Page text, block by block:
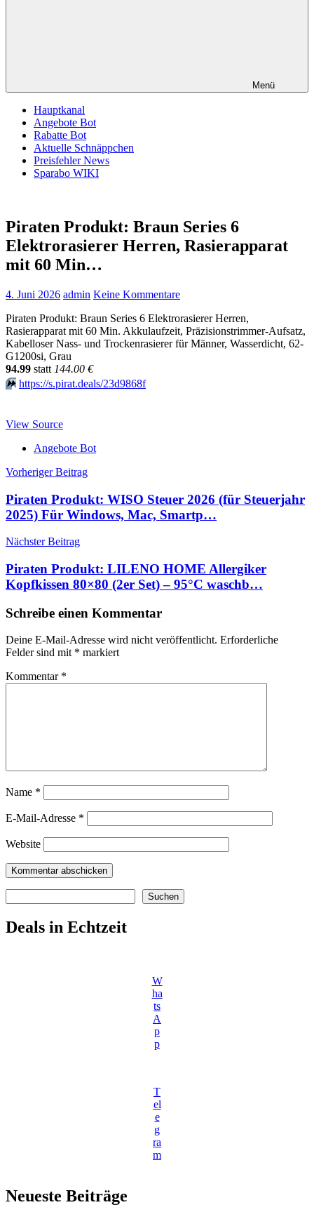
Menü
Hauptkanal
Angebote Bot
Rabatte Bot
Aktuelle Schnäppchen
Preisfehler News
Sparabo WIKI
Piraten Produkt: Braun Series 6
Elektrorasierer Herren, Rasierapparat
mit 60 Min…
4. Juni 2026 admin Keine Kommentare
Piraten Produkt: Braun Series 6 Elektrorasierer Herren,
Rasierapparat mit 60 Min. Akkulaufzeit, Präzisionstrimmer-Aufsatz,
Kabelloser Nass- und Trockenrasierer für Männer, Wasserdicht, 62-
G1200si, Grau
94.99 statt 144.00 €
⏩️ https://s.pirat.deals/23d9868f
View Source
Angebote Bot
Beitragsnavigation
Vorheriger Beitrag
Piraten Produkt: WISO Steuer 2026 (für Steuerjahr
2025) Für Windows, Mac, Smartp…
Nächster Beitrag
Piraten Produkt: LILENO HOME Allergiker
Kopfkissen 80×80 (2er Set) – 95°C waschb…
Schreibe einen Kommentar
Deine E-Mail-Adresse wird nicht veröffentlicht. Erforderliche
Felder sind mit * markiert
Kommentar *
Name *
E-Mail-Adresse *
Website
Suchen
Deals in Echtzeit
W
ha
ts
A
p
p
T
el
e
g
ra
m
Neueste Beiträge